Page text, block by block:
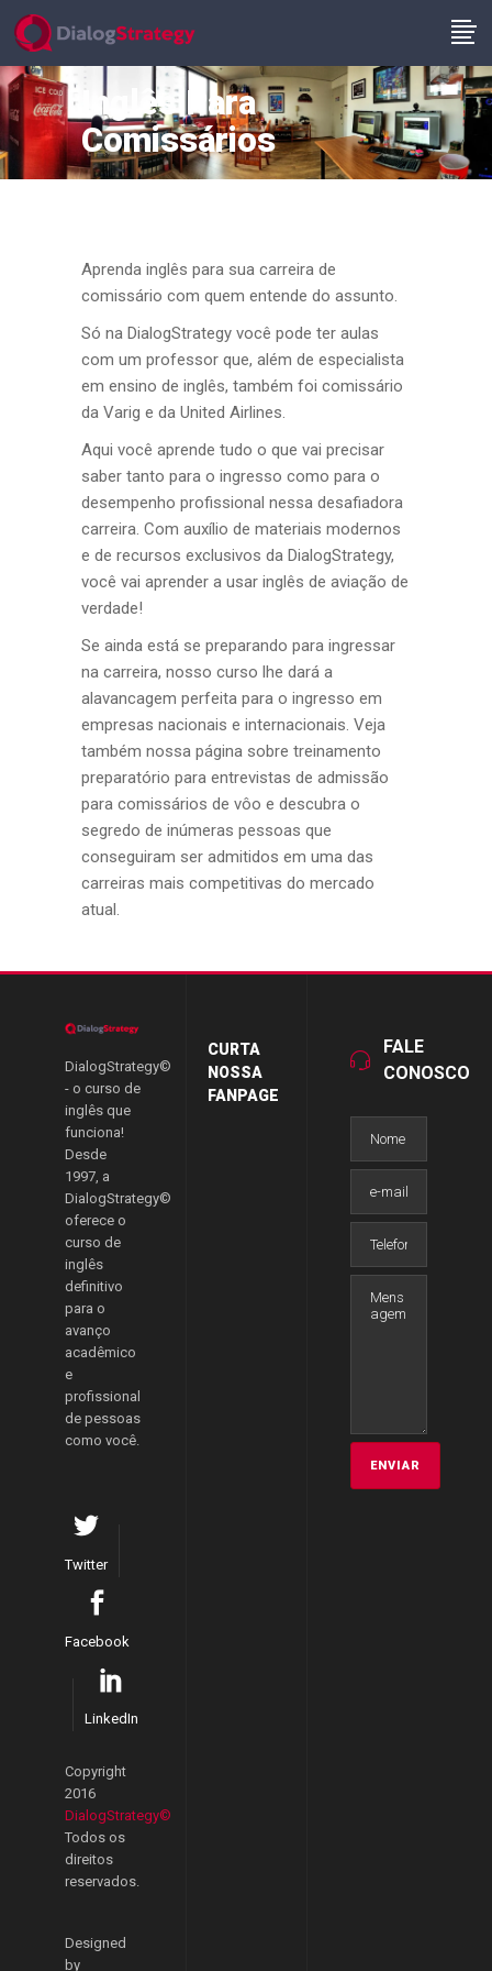
Inglês Para
Comissários
Aprenda inglês para sua carreira de
comissário com quem entende do assunto.
Só na DialogStrategy você pode ter aulas
com um professor que, além de especialista
em ensino de inglês, também foi comissário
da Varig e da United Airlines.
Aqui você aprende tudo o que vai precisar
saber tanto para o ingresso como para o
desempenho profissional nessa desafiadora
carreira. Com auxílio de materiais modernos
e de recursos exclusivos da DialogStrategy,
você vai aprender a usar inglês de aviação de
verdade!
Se ainda está se preparando para ingressar
na carreira, nosso curso lhe dará a
alavancagem perfeita para o ingresso em
empresas nacionais e internacionais. Veja
também nossa página sobre treinamento
preparatório para entrevistas de admissão
para comissários de vôo e descubra o
segredo de inúmeras pessoas que
conseguiram ser admitidos em uma das
carreiras mais competitivas do mercado
atual.
DialogStrategy©
- o curso de
inglês que
funciona!
Desde
1997, a
DialogStrategy©
oferece o
curso de
inglês
definitivo
para o
avanço
acadêmico
e
profissional
de pessoas
como você.
Twitter
Facebook
LinkedIn
Copyright
2016
DialogStrategy©
Todos os
direitos
reservados.
Designed
by
CURTA
NOSSA
FANPAGE
FALE
CONOSCO